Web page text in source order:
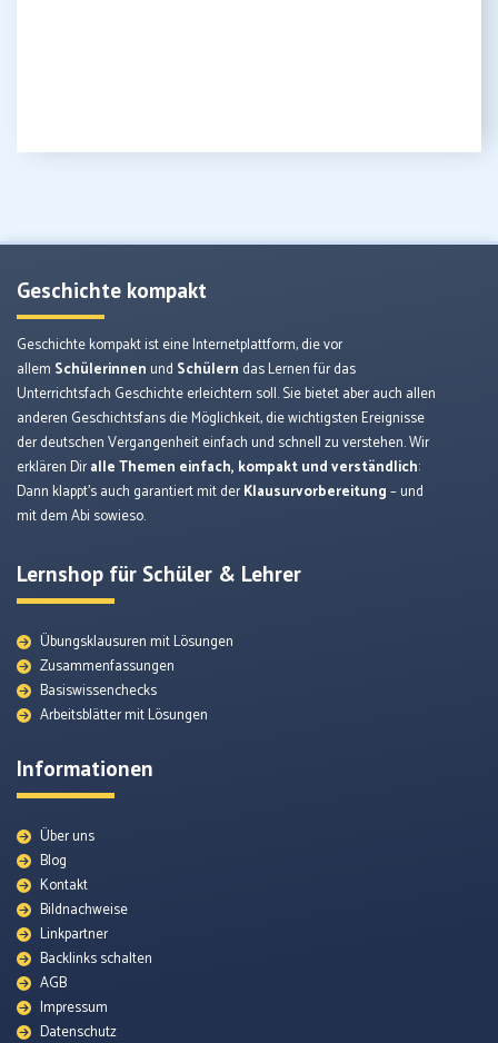
Lexikon
Themenunterseiten
Geschichte kompakt
Geschichte kompakt ist eine Internetplattform, die vor
allem Schülerinnen und Schülern das Lernen für das
Unterrichtsfach Geschichte erleichtern soll. Sie bietet aber auch allen
anderen Geschichtsfans die Möglichkeit, die wichtigsten Ereignisse
der deutschen Vergangenheit einfach und schnell zu verstehen. Wir
erklären Diralle Themen einfach, kompakt und verständlich:
Dann klappt’s auch garantiert mit derKlausurvorbereitung– und
mit dem Abi sowieso.
Lernshop für Schüler & Lehrer
Übungsklausuren mit Lösungen
Zusammenfassungen
Basiswissenchecks
Arbeitsblätter mit Lösungen
Informationen
Über uns
Blog
Kontakt
Bildnachweise
Linkpartner
Backlinks schalten
AGB
Impressum
Datenschutz